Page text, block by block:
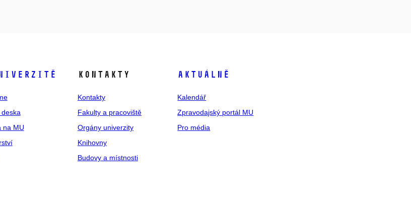
na MU
Kontakty
Kontakty
Fakulty a pracoviště
Orgány univerzity
Knihovny
Budovy a místnosti
Aktuálně
Kalendář
Zpravodajský portál MU
Pro média